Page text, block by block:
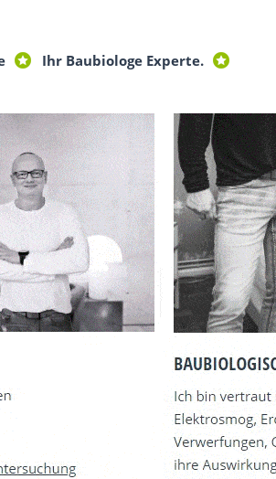
Ihr Baubiologe Experte.